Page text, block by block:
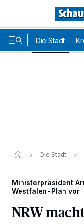
Die Stadt
Die Stadt
Ministerpräsident
Westfalen-Plan vor
NRW